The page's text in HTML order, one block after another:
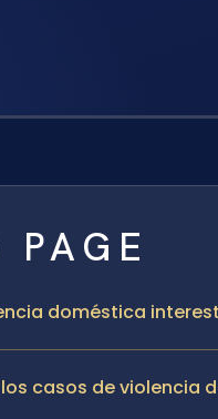
doméstica
casos de violencia